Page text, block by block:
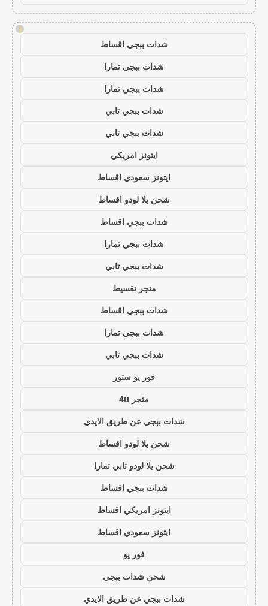
!
شدات ببجي اقساط
شدات ببجي تمارا
شدات ببجي تمارا
شدات ببجي تابي
شدات ببجي تابي
ايتونز امريكي
ايتونز سعودي اقساط
شحن يلا لودو اقساط
شدات ببجي اقساط
شدات ببجي تمارا
شدات ببجي تابي
متجر تقسيط
شدات ببجي اقساط
شدات ببجي تمارا
شدات ببجي تابي
فور يو ستور
متجر 4u
شدات ببجي عن طريق الايدي
شحن يلا لودو اقساط
شحن يلا لودو تابي تمارا
شدات ببجي اقساط
ايتونز امريكي اقساط
ايتونز سعودي اقساط
فور يو
شحن شدات ببجي
شدات ببجي عن طريق الايدي